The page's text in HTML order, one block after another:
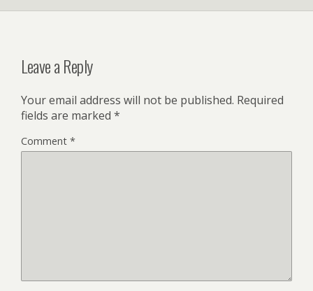
Leave a Reply
Your email address will not be published. Required
fields are marked *
Comment *